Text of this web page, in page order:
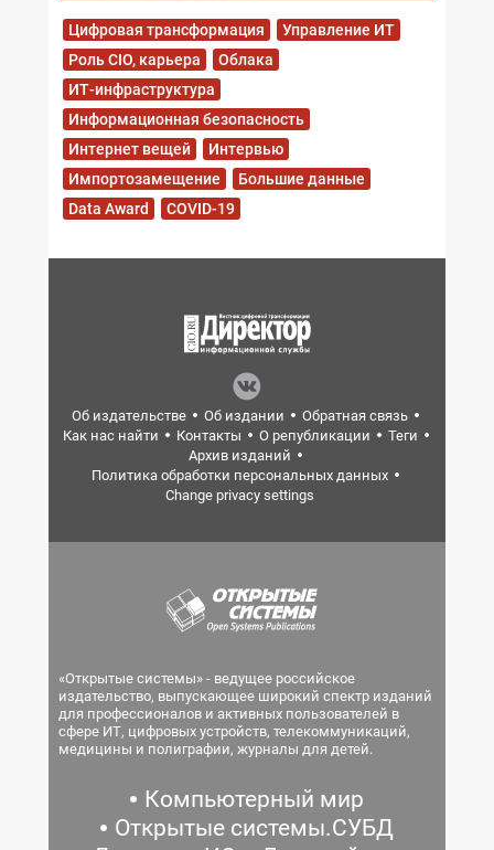
Цифровая трансформация
Управление ИТ
Роль CIO, карьера
Облака
ИТ-инфраструктура
Информационная безопасность
Интернет вещей
Интервью
Импортозамещение
Большие данные
Data Award
COVID-19
Об издательстве Об издании
Обратная связь
Как нас найти
Контакты О републикации
Теги
Архив изданий
Политика обработки персональных данных
Change privacy settings
«Открытые системы» - ведущее российское
издательство, выпускающее широкий спектр изданий
для профессионалов и активных пользователей в
сфере ИТ, цифровых устройств, телекоммуникаций,
медицины и полиграфии, журналы для детей.
Компьютерный мир
Открытые системы.СУБД